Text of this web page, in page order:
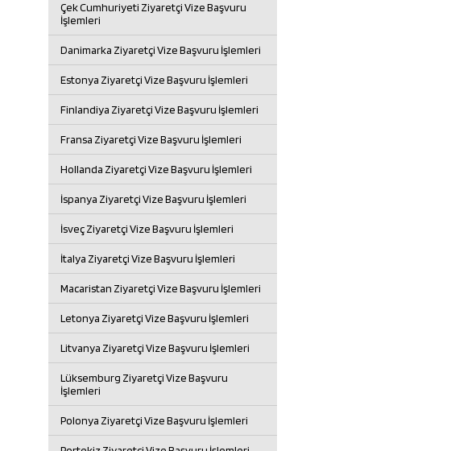
Çek Cumhuriyeti Ziyaretçi Vize Başvuru
İşlemleri
Danimarka Ziyaretçi Vize Başvuru İşlemleri
Estonya Ziyaretçi Vize Başvuru İşlemleri
Finlandiya Ziyaretçi Vize Başvuru İşlemleri
Fransa Ziyaretçi Vize Başvuru İşlemleri
Hollanda Ziyaretçi Vize Başvuru İşlemleri
İspanya Ziyaretçi Vize Başvuru İşlemleri
İsveç Ziyaretçi Vize Başvuru İşlemleri
İtalya Ziyaretçi Vize Başvuru İşlemleri
Macaristan Ziyaretçi Vize Başvuru İşlemleri
Letonya Ziyaretçi Vize Başvuru İşlemleri
Litvanya Ziyaretçi Vize Başvuru İşlemleri
Lüksemburg Ziyaretçi Vize Başvuru
İşlemleri
Polonya Ziyaretçi Vize Başvuru İşlemleri